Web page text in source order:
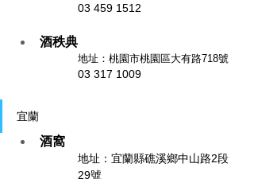
03 459 1512
酒秩典
地址： 桃園市桃園區大有路718號
03 317 1009
宜蘭
酒窩
地址： 宜蘭縣礁溪鄉中山路2段
29號